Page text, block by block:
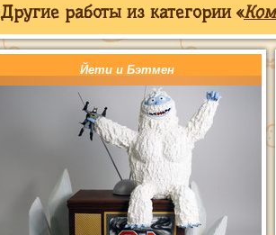
Другие работы из категории «
Йети и Бэтмен